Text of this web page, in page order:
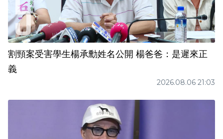
割頸案受害學生楊承勳姓名公開 楊爸爸：是遲來正
義
2026.08.06 21:03